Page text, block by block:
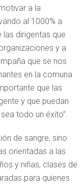
a la
al 1000% a
dirigentas que
y a
que se nos
en la comuna
que las
y que puedan
todo un éxito”.
de sangre, sino
orientadas a las
y niñas, clases de
para quienes